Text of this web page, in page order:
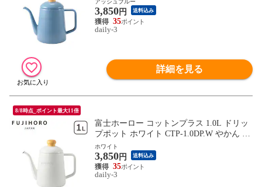
口 ほうろう IH対応 直火（ガス火）対応 C
otton Pulus FUJIHORO 【北海道・沖縄は99
0円加算】fuj616-1
アッシュブルー
3,850円 送料込み
35
daily-3
詳細を見る
8/8時点_ポイント最大11倍
富士ホーロー コットンプラス 1.0L ドリッ
プポット ホワイト CTP-1.0DP.W やかん ケ
トル コーヒーポット 珈琲ポット 細口 ほう
ろう IH対応 直火（ガス火）対応 Cotton Pul
us FUJIHORO 【北海道・沖縄は990円加
算】fuj616-4
ホワイト
3,850円 送料込み
35
daily-3